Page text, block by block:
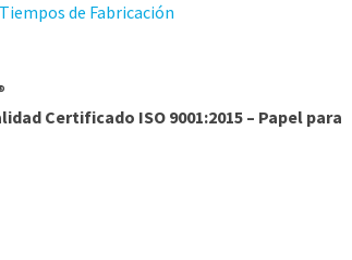
Tiempos de Fabricación
Certificado ISO 9001:2015 – Papel para